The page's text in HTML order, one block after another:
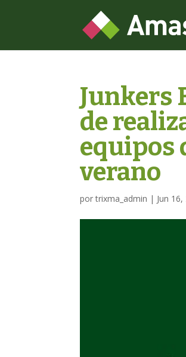
Junkers
de
equipos
verano
portrixma_admin | Jun